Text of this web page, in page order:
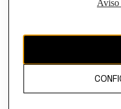
El contenido de esta página
Aviso